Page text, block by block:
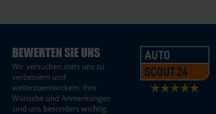
BEWERTEN SIE UNS
Wir versuchen stets uns zu
verbessern und
weiterzuentwickeln. Ihre
Wünsche und Anmerkungen
sind uns besonders wichtig.